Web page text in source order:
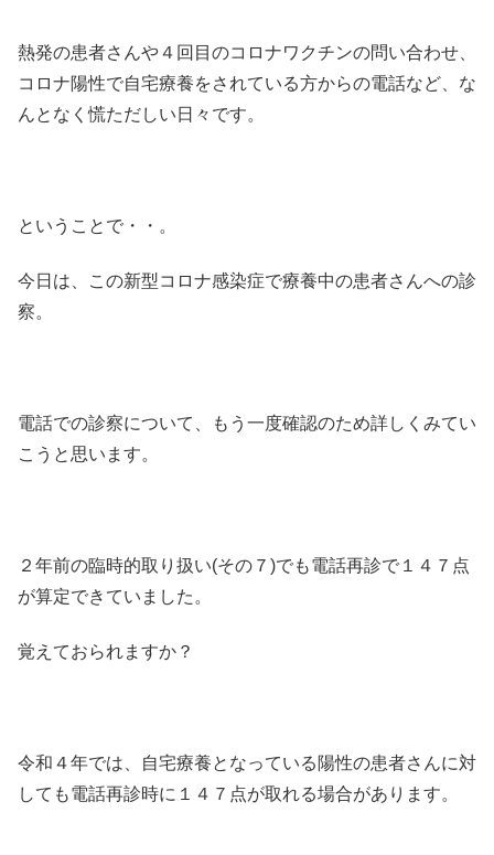
熱発の患者さんや４回目のコロナワクチンの問い合わせ、
コロナ陽性で自宅療養をされている方からの電話など、な
んとなく慌ただしい日々です。
ということで・・。
今日は、この新型コロナ感染症で療養中の患者さんへの診
察。
電話での診察について、もう一度確認のため詳しくみてい
こうと思います。
２年前の臨時的取り扱い(その７)でも電話再診で１４７点
が算定できていました。
覚えておられますか？
令和４年では、自宅療養となっている陽性の患者さんに対
しても電話再診時に１４７点が取れる場合があります。